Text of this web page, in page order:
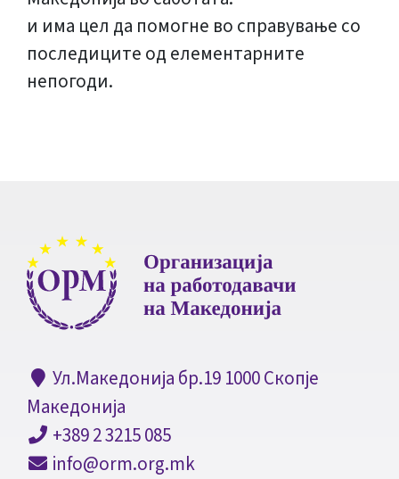
и има цел да помогне во справување со
последиците од елементарните
непогоди.
Ул.Македонија бр.19 1000 Скопје
Македонија
+389 2 3215 085
info@orm.org.mk